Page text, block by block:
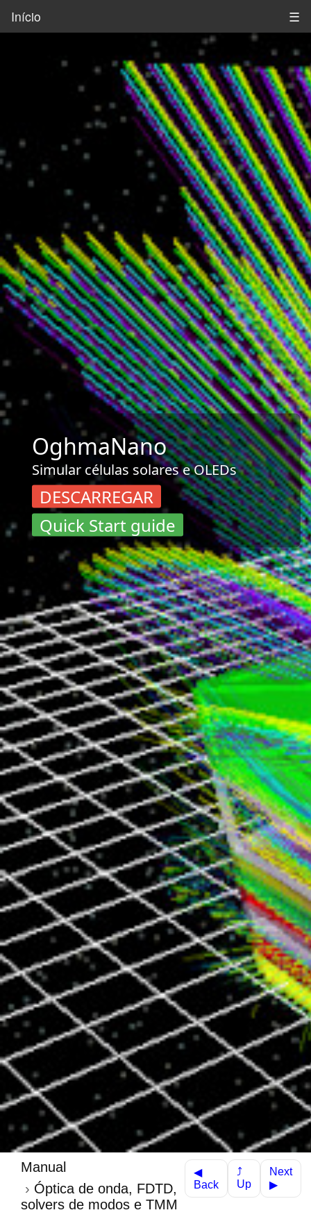
Início ☰
OghmaNano
Simular células solares e OLEDs
DESCARREGAR
Quick Start guide
Manual
Óptica de onda, FDTD,
solvers de modos e TMM
◀
Back
⤴
Up
Next
▶